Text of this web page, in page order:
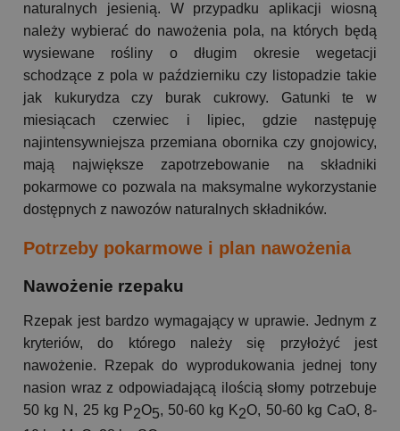
naturalnych jesienią. W przypadku aplikacji wiosną
należy wybierać do nawożenia pola, na których będą
wysiewane rośliny o długim okresie wegetacji
schodzące z pola w październiku czy listopadzie takie
jak kukurydza czy burak cukrowy. Gatunki te w
miesiącach czerwiec i lipiec, gdzie następuję
najintensywniejsza przemiana obornika czy gnojowicy,
mają największe zapotrzebowanie na składniki
pokarmowe co pozwala na maksymalne wykorzystanie
dostępnych z nawozów naturalnych składników.
Potrzeby pokarmowe i plan nawożenia
Nawożenie rzepaku
Rzepak jest bardzo wymagający w uprawie. Jednym z
kryteriów, do którego należy się przyłożyć jest
nawożenie. Rzepak do wyprodukowania jednej tony
nasion wraz z odpowiadającą ilością słomy potrzebuje
50 kg N, 25 kg P2O5, 50-60 kg K2O, 50-60 kg CaO, 8-